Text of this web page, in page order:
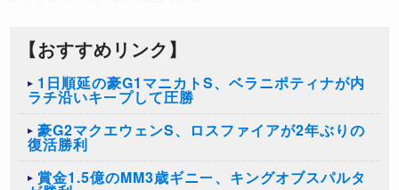
【おすすめリンク】
1日順延の豪G1マニカトS、ベラニポティナが内
ラチ沿いキープして圧勝
豪G2マクエウェンS、ロスファイアが2年ぶりの
復活勝利
賞金1.5億のMM3歳ギニー、キングオブスパルタ